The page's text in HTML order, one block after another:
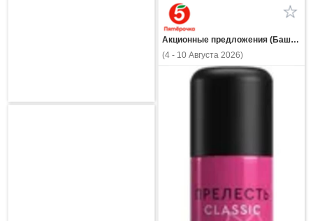
Акционные предложения (Башкортостан)
(4 - 10 Августа 2026)